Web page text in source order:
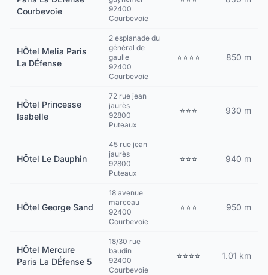
Courbevoie
92400
Courbevoie
HÔtel Melia Paris
La DÉfense
2 esplanade du
général de
gaulle
92400
Courbevoie
⭐⭐⭐⭐ 850 m
HÔtel Princesse
Isabelle
72 rue jean
jaurès
92800
Puteaux
⭐⭐⭐ 930 m
HÔtel Le Dauphin
45 rue jean
jaurès
92800
Puteaux
⭐⭐⭐ 940 m
HÔtel George Sand
18 avenue
marceau
92400
Courbevoie
⭐⭐⭐ 950 m
HÔtel Mercure
Paris La DÉfense 5
18/30 rue
baudin
92400
Courbevoie
⭐⭐⭐⭐ 1.01 km